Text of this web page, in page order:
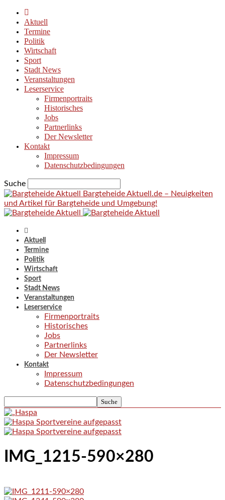
Aktuell
Termine
Politik
Wirtschaft
Sport
Stadt News
Veranstaltungen
Leserservice
Firmenportraits
Historisches
Jobs
Partnerlinks
Der Newsletter
Kontakt
Impressum
Datenschutzbedingungen
Suche
Bargteheide Aktuell.de – Neuigkeiten
und Artikel für Bargteheide und Umgebung!
Aktuell
Termine
Politik
Wirtschaft
Sport
Stadt News
Veranstaltungen
Leserservice
Firmenportraits
Historisches
Jobs
Partnerlinks
Der Newsletter
Kontakt
Impressum
Datenschutzbedingungen
IMG_1215-590×280